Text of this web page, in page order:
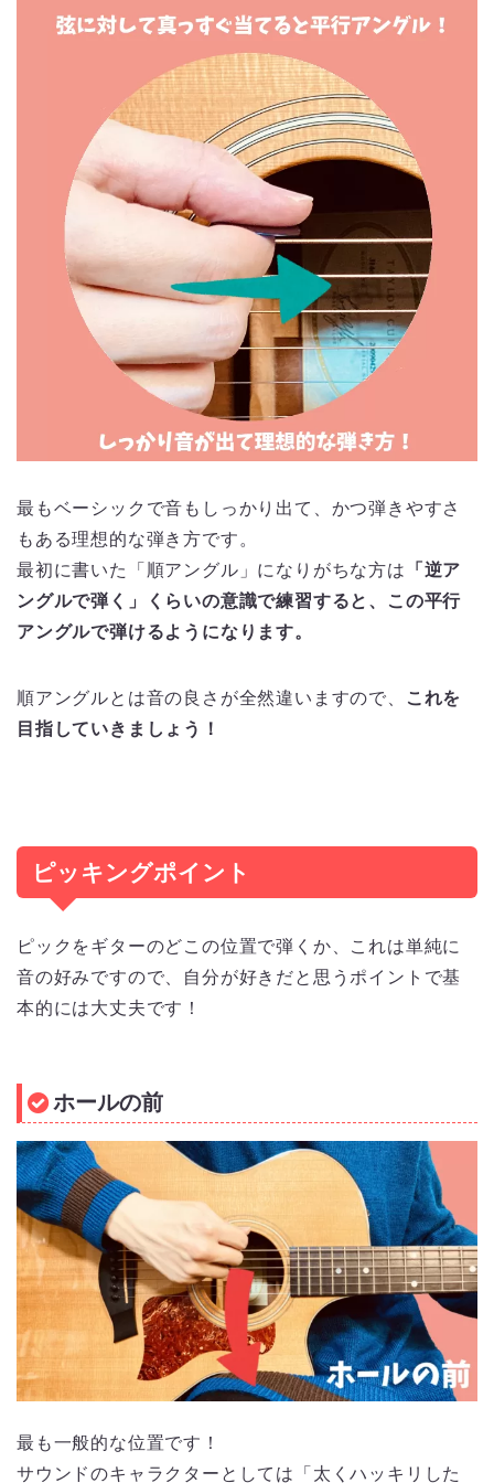
最もベーシックで音もしっかり出て、かつ弾きやすさ
もある理想的な弾き方です。
最初に書いた「順アングル」になりがちな方は
「逆ア
ングルで弾く」くらいの意識で練習すると、この平行
アングルで弾けるようになります。
順アングルとは音の良さが全然違いますので、
これを
目指していきましょう！
ピッキングポイント
ピックをギターのどこの位置で弾くか、これは単純に
音の好みですので、自分が好きだと思うポイントで基
本的には大丈夫です！
ホールの前
最も一般的な位置です！
サウンドのキャラクターとしては「太くハッキリした